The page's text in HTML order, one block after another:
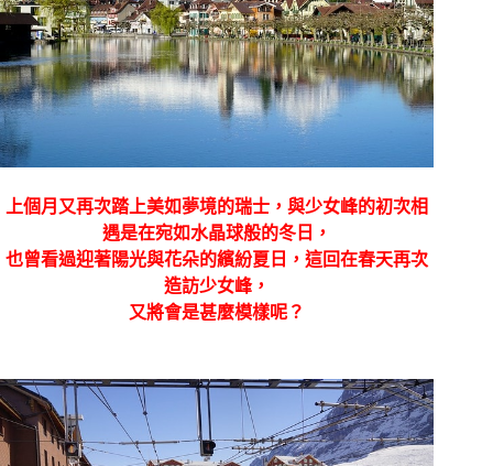
上個月又再次踏上美如夢境的瑞士，與少女峰的初次相
遇是在宛如水晶球般的冬日，
也曾看過迎著陽光與花朵的繽紛夏日，這回在春天再次
造訪少女峰，
又將會是甚麼模樣呢？